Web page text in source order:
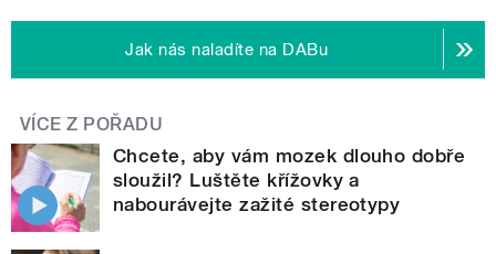
Jak nás naladíte na DABu
VÍCE Z POŘADU
Chcete, aby vám mozek dlouho dobře
sloužil? Luštěte křížovky a
nabourávejte zažité stereotypy